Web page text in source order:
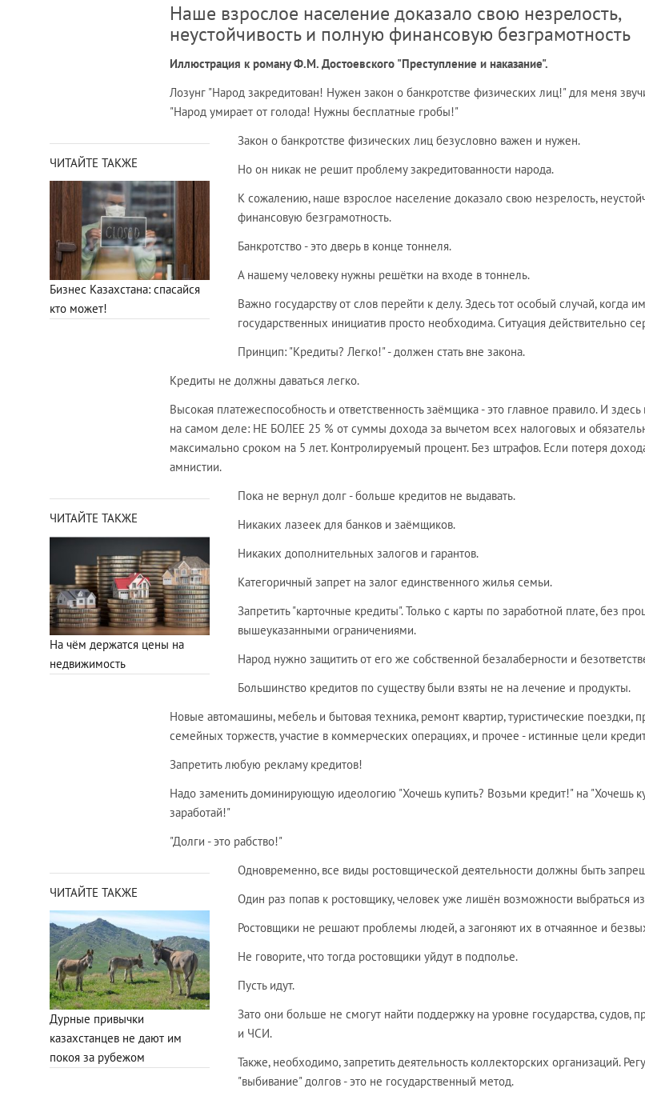
Наше взрослое население доказало свою незрелость,
неустойчивость и полную финансовую безграмотность
Иллюстрация к роману Ф.М. Достоевского "Преступление и наказание".
Лозунг "Народ закредитован! Нужен закон о банкротстве физических лиц!" для меня
"Народ умирает от голода! Нужны бесплатные гробы!"
ЧИТАЙТЕ ТАКЖЕ
Бизнес Казахстана: спасайся
кто может!
Закон о банкротстве физических лиц безусловно важен и нужен.
Но он никак не решит проблему закредитованности народа.
К сожалению, наше взрослое население доказало свою незрелость,
финансовую безграмотность.
Банкротство - это дверь в конце тоннеля.
А нашему человеку нужны решётки на входе в тоннель.
Важно государству от слов перейти к делу. Здесь тот особый случай, когда
государственных инициатив просто необходима. Ситуация действительно
Принцип: "Кредиты? Легко!" - должен стать вне закона.
Кредиты не должны даваться легко.
Высокая платежеспособность и ответственность заёмщика - это главное правило. И
на самом деле: НЕ БОЛЕЕ 25 % от суммы дохода за вычетом всех налоговых и
максимально сроком на 5 лет. Контролируемый процент. Без штрафов. Если потеря
амнистии.
ЧИТАЙТЕ ТАКЖЕ
На чём держатся цены на
недвижимость
Пока не вернул долг - больше кредитов не выдавать.
Никаких лазеек для банков и заёмщиков.
Никаких дополнительных залогов и гарантов.
Категоричный запрет на залог единственного жилья семьи.
Запретить "карточные кредиты". Только с карты по заработной плате, без
вышеуказанными ограничениями.
Народ нужно защитить от его же собственной безалаберности и
Большинство кредитов по существу были взяты не на лечение и продукты.
Новые автомашины, мебель и бытовая техника, ремонт квартир, туристические поездки,
семейных торжеств, участие в коммерческих операциях, и прочее - истинные цели
Запретить любую рекламу кредитов!
Надо заменить доминирующую идеологию "Хочешь купить? Возьми кредит!" на "Хочешь
заработай!"
"Долги - это рабство!"
ЧИТАЙТЕ ТАКЖЕ
Дурные привычки
казахстанцев не дают им
покоя за рубежом
Одновременно, все виды ростовщической деятельности должны быть
Один раз попав к ростовщику, человек уже лишён возможности выбраться
Ростовщики не решают проблемы людей, а загоняют их в отчаянное и
Не говорите, что тогда ростовщики уйдут в подполье.
Пусть идут.
Зато они больше не смогут найти поддержку на уровне государства, судов,
и ЧСИ.
Также, необходимо, запретить деятельность коллекторских организаций.
"выбивание" долгов - это не государственный метод.